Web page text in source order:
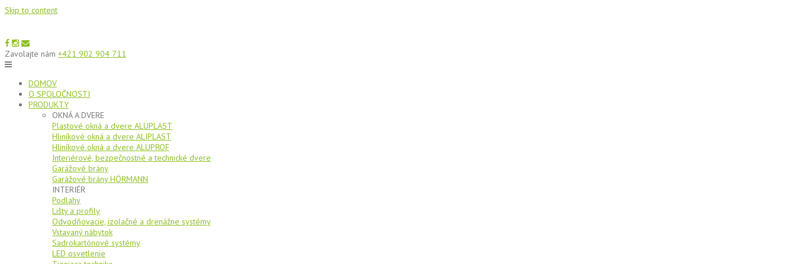
Skip to content
Zavolajte nám +421 902 904 711
DOMOV
O SPOLOČNOSTI
PRODUKTY
OKNÁ A DVERE
Plastové okná a dvere ALUPLAST
Hliníkové okná a dvere ALIPLAST
Hliníkové okná a dvere ALUPROF
Interiérové, bezpečnostné a technické dvere
Garážové brány
Garážové brány HÖRMANN
INTERIÉR
Podlahy
Lišty a profily
Odvodňovacie, izolačné a drenážne systémy
Vstavaný nábytok
Sadrokartónové systémy
LED osvetlenie